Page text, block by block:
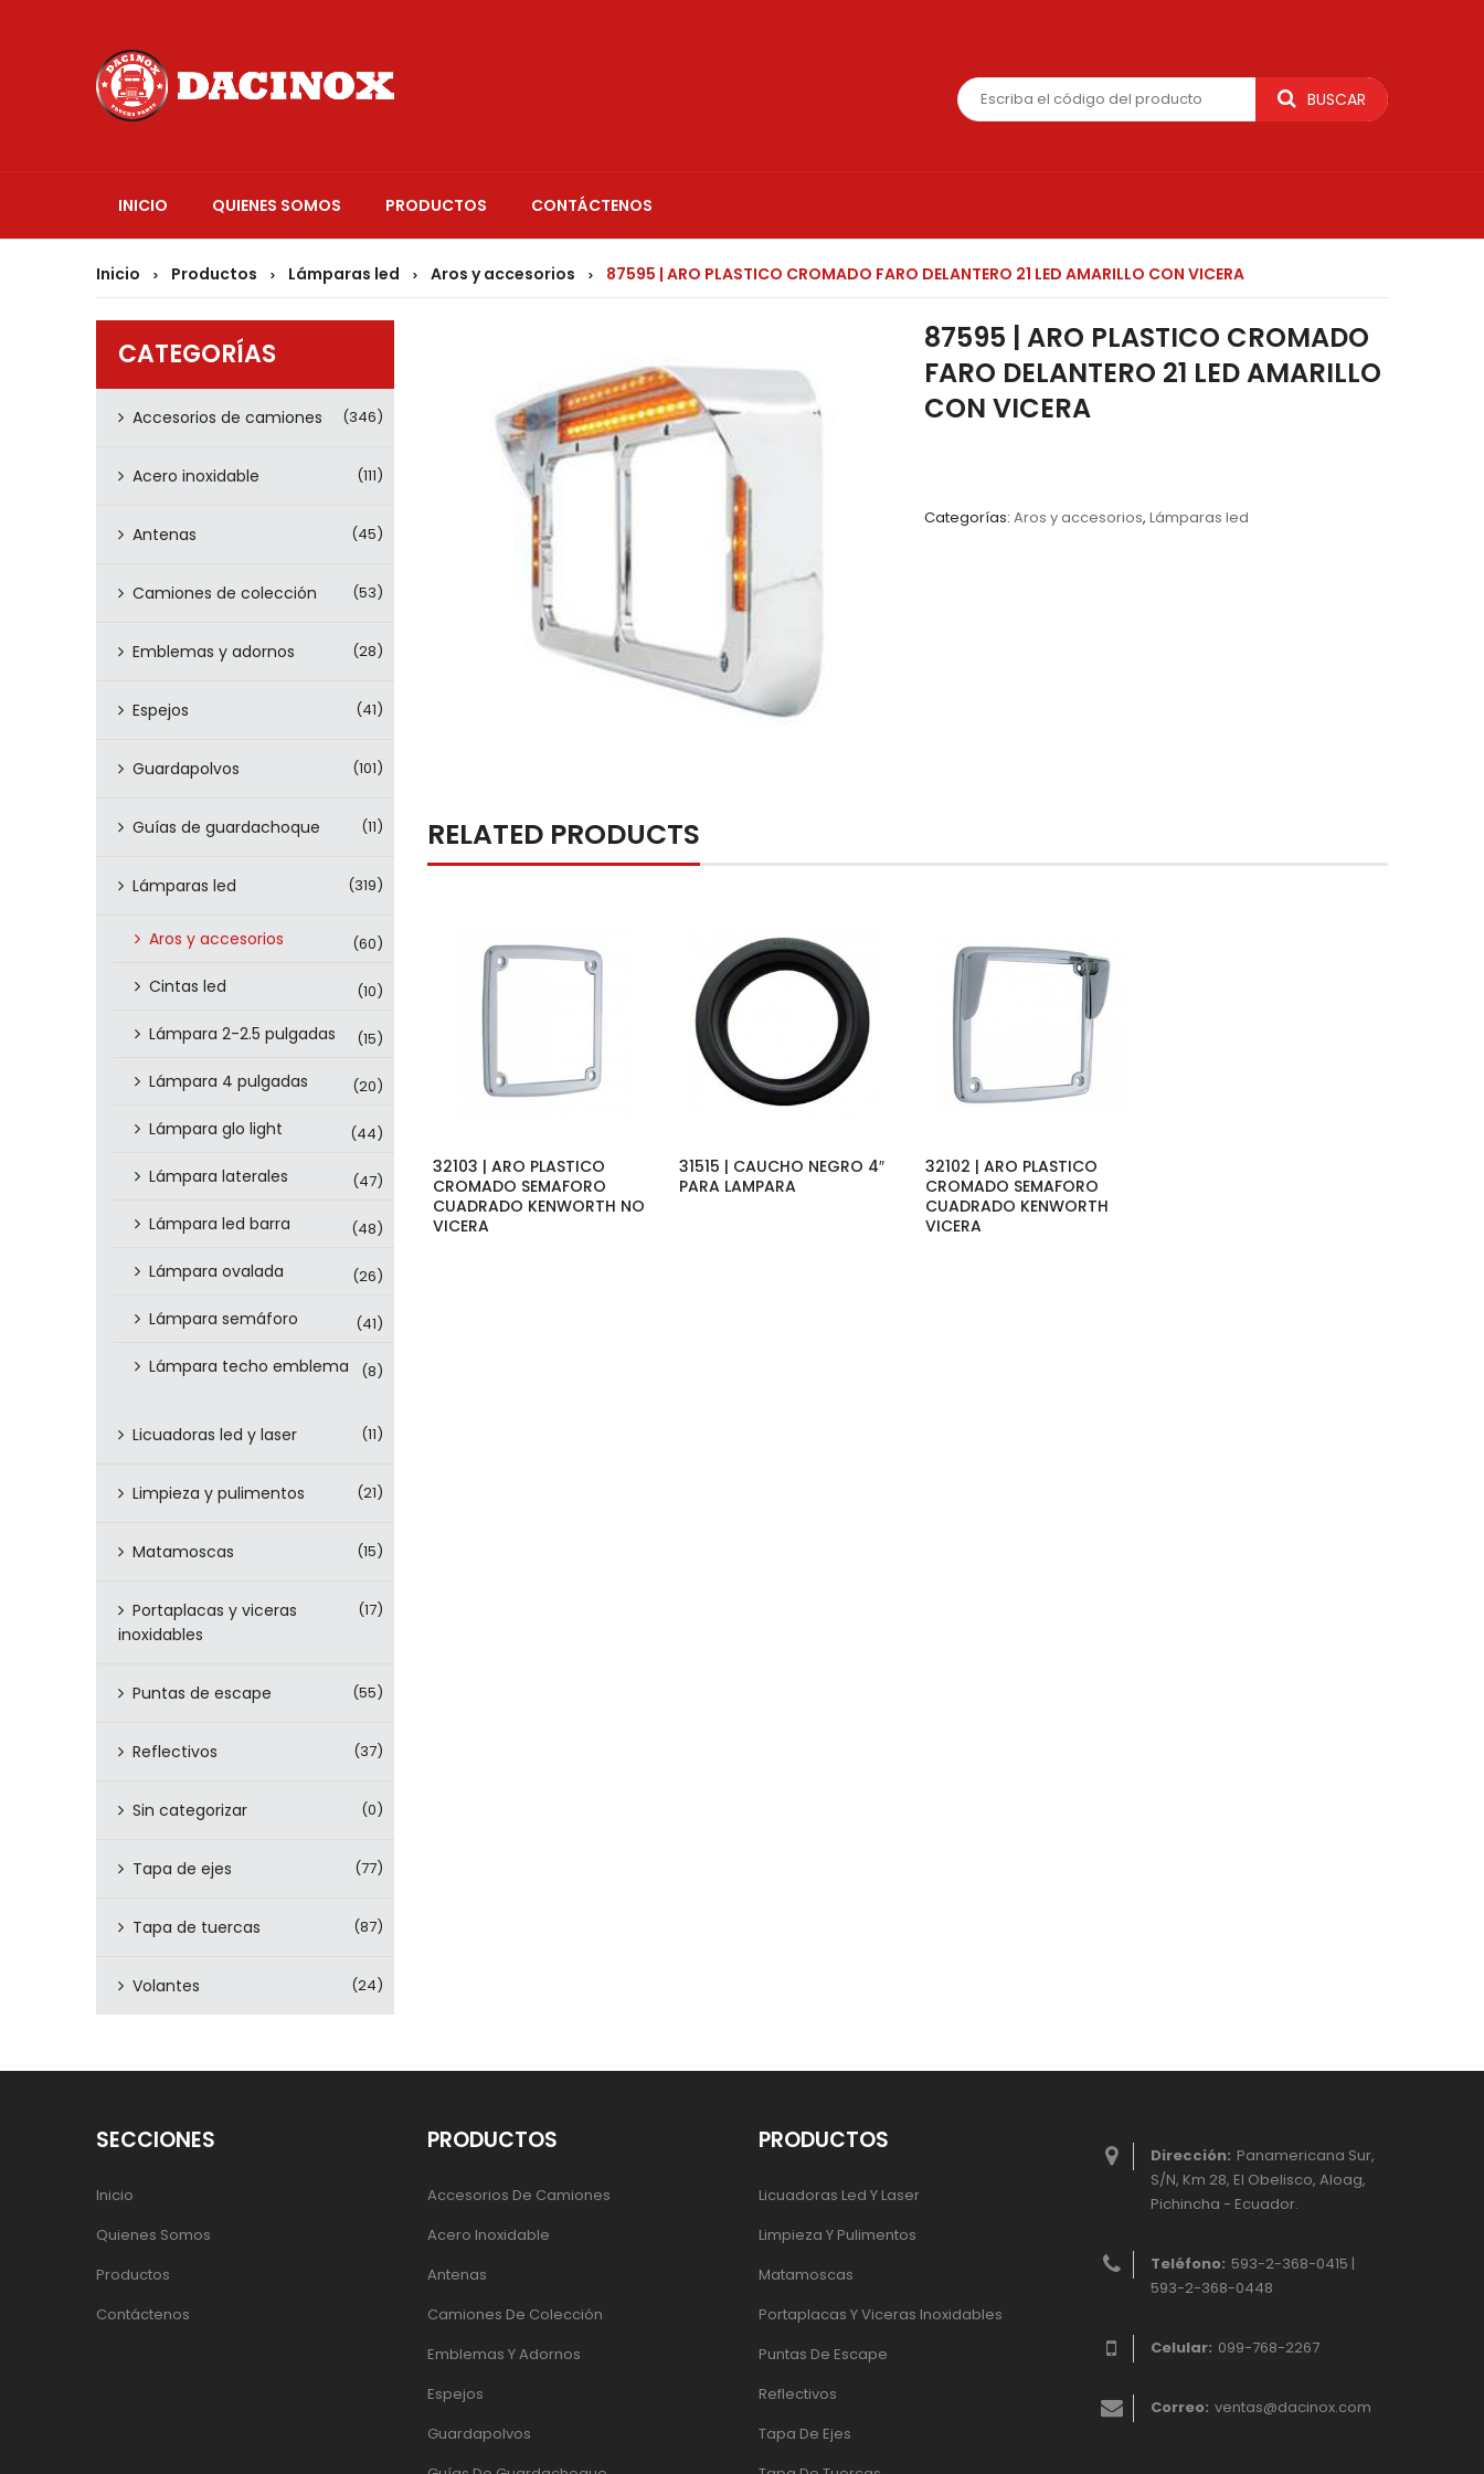
BUSCAR
INICIO QUIENES SOMOS PRODUCTOS CONTÁCTENOS
Inicio > Productos > Lámparas led > Aros y accesorios > 87595 | ARO PLASTICO CROMADO FARO DELANTERO 21 LED AMARILLO CON VICERA
CATEGORÍAS
Accesorios de camiones (346)
Acero inoxidable (111)
Antenas (45)
Camiones de colección (53)
Emblemas y adornos (28)
Espejos (41)
Guardapolvos (101)
Guías de guardachoque (11)
Lámparas led (319)
Aros y accesorios (60)
Cintas led (10)
Lámpara 2-2.5 pulgadas (15)
Lámpara 4 pulgadas (20)
Lámpara glo light (44)
Lámpara laterales (47)
Lámpara led barra (48)
Lámpara ovalada (26)
Lámpara semáforo (41)
Lámpara techo emblema (8)
Licuadoras led y laser (11)
Limpieza y pulimentos (21)
Matamoscas (15)
Portaplacas y viceras
inoxidables
(17)
Puntas de escape (55)
Reflectivos (37)
Sin categorizar (0)
Tapa de ejes (77)
Tapa de tuercas (87)
Volantes (24)
87595 | ARO PLASTICO CROMADO
FARO DELANTERO 21 LED AMARILLO
CON VICERA
Categorías: Aros y accesorios, Lámparas led
RELATED PRODUCTS
32103 | ARO PLASTICO
CROMADO SEMAFORO
CUADRADO KENWORTH NO
VICERA
31515 | CAUCHO NEGRO 4″
PARA LAMPARA
32102 | ARO PLASTICO
CROMADO SEMAFORO
CUADRADO KENWORTH
VICERA
Dirección: Panamericana Sur,
S/N, Km 28, El Obelisco, Aloag,
Pichincha - Ecuador.
Teléfono: 593-2-368-0415 |
593-2-368-0448
Celular: 099-768-2267
Correo: ventas@dacinox.com
SECCIONES
Inicio
Quienes Somos
Productos
Contáctenos
PRODUCTOS
Accesorios De Camiones
Acero Inoxidable
Antenas
Camiones De Colección
Emblemas Y Adornos
Espejos
Guardapolvos
PRODUCTOS
Licuadoras Led Y Laser
Limpieza Y Pulimentos
Matamoscas
Portaplacas Y Viceras Inoxidables
Puntas De Escape
Reflectivos
Tapa De Ejes